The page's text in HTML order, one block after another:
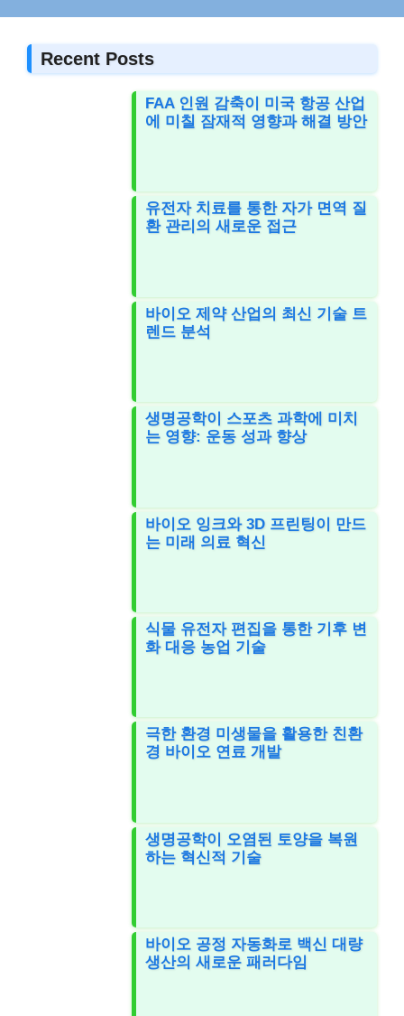
Recent Posts
FAA 인원 감축이 미국 항공 산업
에 미칠 잠재적 영향과 해결 방안
유전자 치료를 통한 자가 면역 질
환 관리의 새로운 접근
바이오 제약 산업의 최신 기술 트
렌드 분석
생명공학이 스포츠 과학에 미치
는 영향: 운동 성과 향상
바이오 잉크와 3D 프린팅이 만드
는 미래 의료 혁신
식물 유전자 편집을 통한 기후 변
화 대응 농업 기술
극한 환경 미생물을 활용한 친환
경 바이오 연료 개발
생명공학이 오염된 토양을 복원
하는 혁신적 기술
바이오 공정 자동화로 백신 대량
생산의 새로운 패러다임